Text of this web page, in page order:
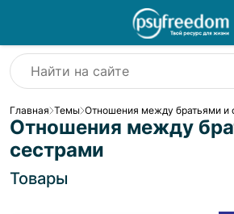
Главная Темы Отношения между братьями и
Отношения между
сестрами
Товары